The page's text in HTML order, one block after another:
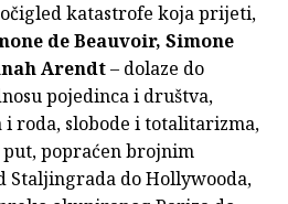
katastrofe koja prijeti,
de Beauvoir, Simone
Arendt– dolaze do
pojedinca i društva,
i roda, slobode i totalitarizma,
popraćen brojnim
Staljingrada do Hollywooda,